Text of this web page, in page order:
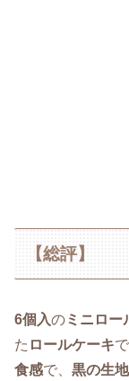
【総評】
6個入のミニロー
た ロールケーキで
食感で、 黒の生地